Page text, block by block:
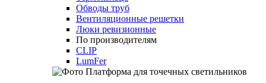
Обводы труб
Вентиляционные решетки
Люки ревизионные
По производителям
CLIP
LumFer